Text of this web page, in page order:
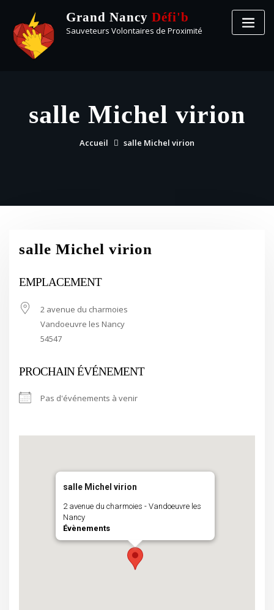
Grand Nancy Défi'b
Sauveteurs Volontaires de Proximité
salle Michel virion
Accueil salle Michel virion
salle Michel virion
EMPLACEMENT
2 avenue du charmoies
Vandoeuvre les Nancy
54547
PROCHAIN ÉVÉNEMENT
Pas d'événements à venir
salle Michel virion
2 avenue du charmoies - Vandoeuvre les
Nancy
Évènements